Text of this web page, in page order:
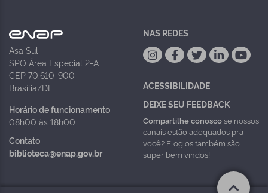
Asa Sul
SPO Área Especial 2-A
CEP 70.610-900
Brasília/DF
Horário de funcionamento
08h00 às 18h00
Contato
biblioteca@enap.gov.br
NAS REDES
ACESSIBILIDADE
DEIXE SEU FEEDBACK
Compartilhe conoscose nossos
canais estão adequados pra
você? Elogios também são
super bem vindos!